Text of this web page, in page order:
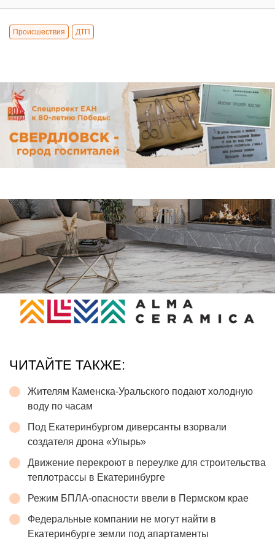
Происшествия ДТП
ЧИТАЙТЕ ТАКЖЕ:
Жителям Каменска-Уральского подают холодную
воду по часам
Под Екатеринбургом диверсанты взорвали
создателя дрона «Упырь»
Движение перекроют в переулке для строительства
теплотрассы в Екатеринбурге
Режим БПЛА-опасности ввели в Пермском крае
Федеральные компании не могут найти в
Екатеринбурге земли под апартаменты